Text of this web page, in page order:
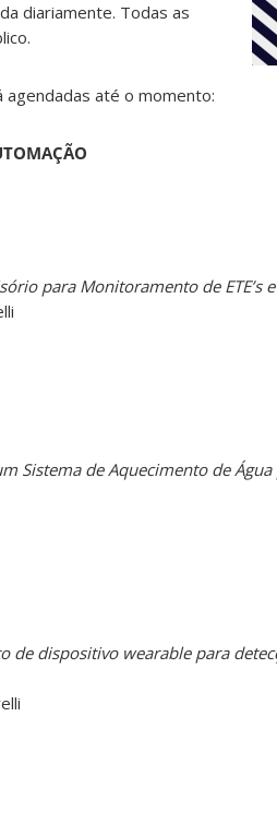
diariamente. Todas as
agendadas até o momento:
para Monitoramento de ETE’s
Sistema de Aquecimento de
de dispositivo wearable para